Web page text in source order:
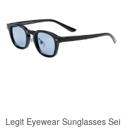
Legit Eyewear Sunglasses Sei